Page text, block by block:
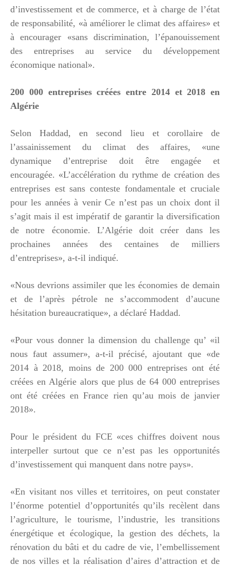
d’investissement et de commerce, et à charge de l’état
de responsabilité, «à améliorer le climat des affaires» et
à encourager «sans discrimination, l’épanouissement
des entreprises au service du développement
économique national».
200 000 entreprises créées entre 2014 et 2018 en
Algérie
Selon Haddad, en second lieu et corollaire de
l’assainissement du climat des affaires, «une
dynamique d’entreprise doit être engagée et
encouragée. «L’accélération du rythme de création des
entreprises est sans conteste fondamentale et cruciale
pour les années à venir Ce n’est pas un choix dont il
s’agit mais il est impératif de garantir la diversification
de notre économie. L’Algérie doit créer dans les
prochaines années des centaines de milliers
d’entreprises», a-t-il indiqué.
«Nous devrions assimiler que les économies de demain
et de l’après pétrole ne s’accommodent d’aucune
hésitation bureaucratique», a déclaré Haddad.
«Pour vous donner la dimension du challenge qu’ «il
nous faut assumer», a-t-il précisé, ajoutant que «de
2014 à 2018, moins de 200 000 entreprises ont été
créées en Algérie alors que plus de 64 000 entreprises
ont été créées en France rien qu’au mois de janvier
2018».
Pour le président du FCE «ces chiffres doivent nous
interpeller surtout que ce n’est pas les opportunités
d’investissement qui manquent dans notre pays».
«En visitant nos villes et territoires, on peut constater
l’énorme potentiel d’opportunités qu’ils recèlent dans
l’agriculture, le tourisme, l’industrie, les transitions
énergétique et écologique, la gestion des déchets, la
rénovation du bâti et du cadre de vie, l’embellissement
de nos villes et la réalisation d’aires d’attraction et de